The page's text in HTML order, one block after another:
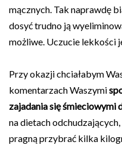
mącznych. Tak naprawdę
dosyć trudno ją
możliwe. Uczucie lekkości
Przy okazji chciałabym
komentarzach Waszymi
zajadania się śmieciowymi
na dietach
pragną przybrać kilka